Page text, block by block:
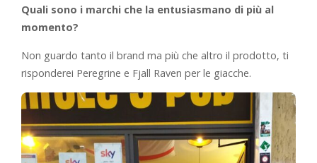
Quali sono i marchi che la entusiasmano di più al
momento?
Non guardo tanto il brand ma più che altro il prodotto, ti
risponderei Peregrine e Fjall Raven per le giacche.